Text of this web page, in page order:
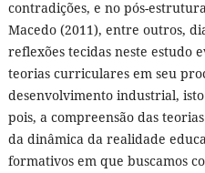
contradições, e no pós-
Macedo (2011), entre outros,
reflexões tecidas neste estudo
teorias curriculares em seu
desenvolvimento industrial,
pois, a compreensão das
da dinâmica da realidade
formativos em que buscamos